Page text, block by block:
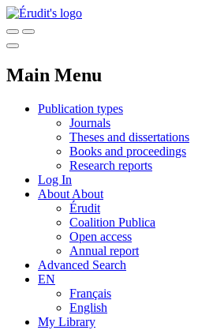
Main Menu
Publication types
Journals
Theses and dissertations
Books and proceedings
Research reports
Log In
About About
Érudit
Coalition Publica
Open access
Annual report
Advanced Search
EN
Français
English
My Library